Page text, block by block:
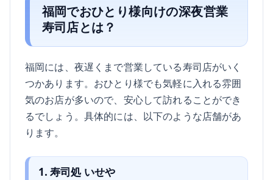
福岡でおひとり様向けの深夜営業
寿司店とは？
福岡には、夜遅くまで営業している寿司店がいく
つかあります。おひとり様でも気軽に入れる雰囲
気のお店が多いので、安心して訪れることができ
るでしょう。具体的には、以下のような店舗があ
ります。
1. 寿司処 いせや